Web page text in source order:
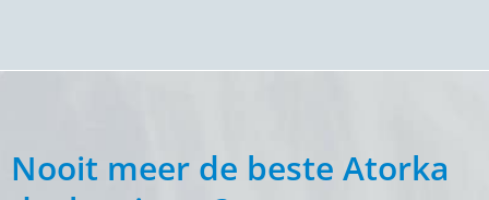
Nooit meer de beste Atorka